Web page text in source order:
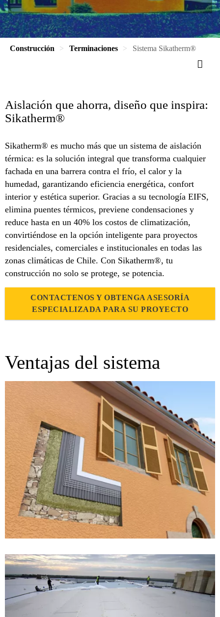
Construcción Terminaciones Sistema Sikatherm®
Aislación que ahorra, diseño que inspira:
Sikatherm®
Sikatherm® es mucho más que un sistema de aislación
térmica: es la solución integral que transforma cualquier
fachada en una barrera contra el frío, el calor y la
humedad, garantizando eficiencia energética, confort
interior y estética superior. Gracias a su tecnología EIFS,
elimina puentes térmicos, previene condensaciones y
reduce hasta en un 40% los costos de climatización,
convirtiéndose en la opción inteligente para proyectos
residenciales, comerciales e institucionales en todas las
zonas climáticas de Chile. Con Sikatherm®, tu
construcción no solo se protege, se potencia.
CONTACTENOS Y OBTENGA ASESORÍA
ESPECIALIZADA PARA SU PROYECTO
Ventajas del sistema